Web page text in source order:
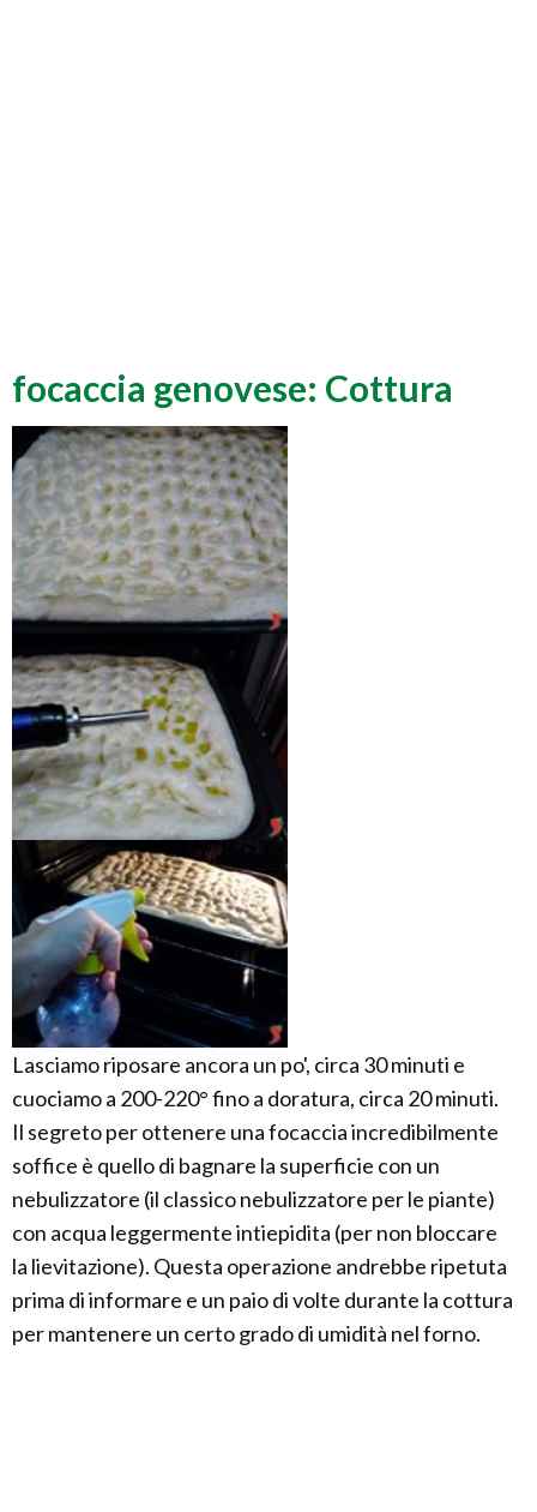
focaccia genovese: Cottura
Lasciamo riposare ancora un po', circa 30 minuti e
cuociamo a 200-220° fino a doratura, circa 20 minuti.
Il segreto per ottenere una focaccia incredibilmente
soffice è quello di bagnare la superficie con un
nebulizzatore (il classico nebulizzatore per le piante)
con acqua leggermente intiepidita (per non bloccare
la lievitazione). Questa operazione andrebbe ripetuta
prima di informare e un paio di volte durante la cottura
per mantenere un certo grado di umidità nel forno.